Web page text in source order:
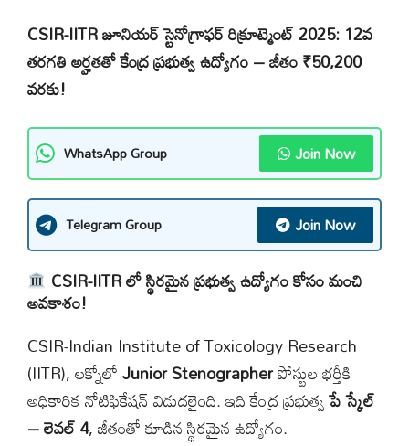
CSIR-IITR జూనియర్ స్టెనోగ్రాఫర్ రిక్రూట్మెంట్ 2025: 12వ
తరగతి అర్హతతో కేంద్ర ప్రభుత్వ ఉద్యోగం – జీతం ₹50,200
వరకు!
WhatsApp Group Join Now
Telegram Group Join Now
CSIR-IITR లో స్థిరమైన ప్రభుత్వ ఉద్యోగం కోసం మంచి
అవకాశం!
CSIR-Indian Institute of Toxicology Research
(IITR), లక్నోలోJunior Stenographerపోస్టుల భర్తీకి
అధికారిక నోటిఫికేషన్ విడుదలైంది. ఇది కేంద్ర ప్రభుత్వపే స్కేల్
– లెవల్ 4, జీతంతో కూడిన స్థిరమైన ఉద్యోగం.